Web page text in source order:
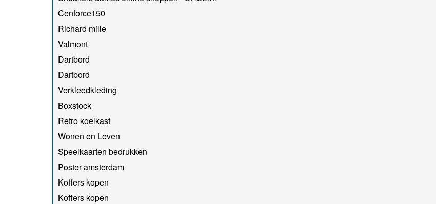
Cenforce150
Richard mille
Valmont
Dartbord
Dartbord
Verkleedkleding
Boxstock
Retro koelkast
Wonen en Leven
Speelkaarten bedrukken
Poster amsterdam
Koffers kopen
Koffers kopen